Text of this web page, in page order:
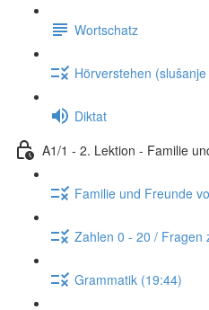
Wortschatz
Hörverstehen
Diktat
A1/1 - 2. Lektion - Familie
Familie und Freunde
Zahlen 0 - 20 / Fragen
Grammatik (19:44)